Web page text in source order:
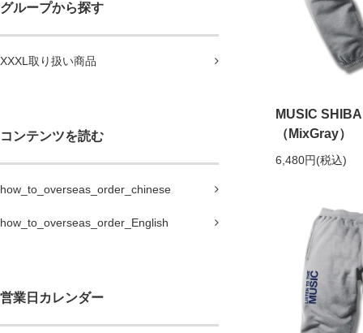
グループから探す
XXXL取り扱い商品
コンテンツを読む
how_to_overseas_order_chinese
how_to_overseas_order_English
営業日カレンダー
MUSIC
（MixGray）
6,480円(税込)